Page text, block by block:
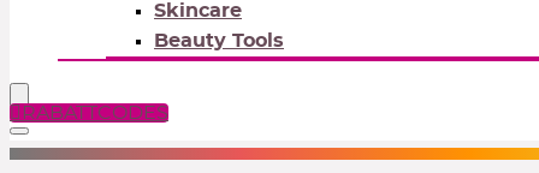
Skincare
Beauty Tools
RABATTCODES